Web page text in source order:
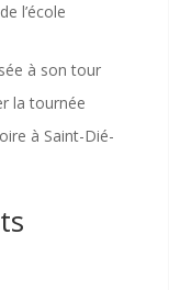
l’école
à son tour
la tournée
à Saint-Dié-